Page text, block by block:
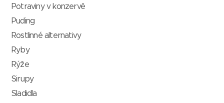
Potraviny v konzervě
Puding
Rostlinné alternativy
Ryby
Rýže
Sirupy
Sladidla